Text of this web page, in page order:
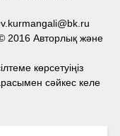
2016 Авторлық және
көрсетуіңіз
сәйкес келе